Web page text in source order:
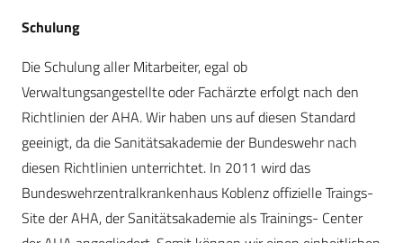
Schulung
Die Schulung aller Mitarbeiter, egal ob
Verwaltungsangestellte oder Fachärzte erfolgt nach den
Richtlinien der AHA. Wir haben uns auf diesen Standard
geeinigt, da die Sanitätsakademie der Bundeswehr nach
diesen Richtlinien unterrichtet. In 2011 wird das
Bundeswehrzentralkrankenhaus Koblenz offizielle Traings-
Site der AHA, der Sanitätsakademie als Trainings- Center